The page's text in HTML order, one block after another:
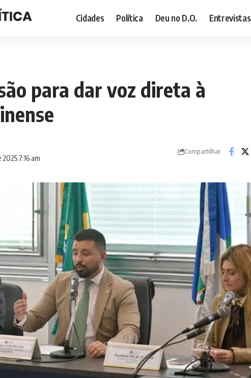
Cidades Política Deu no D.O. Entrevistas
para dar voz direta à
7:16 am
Compartilhar